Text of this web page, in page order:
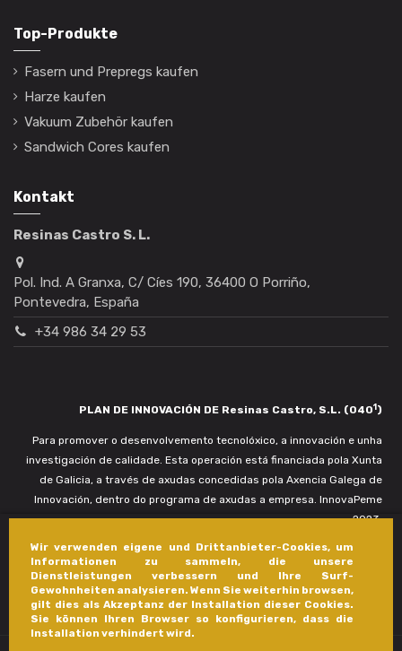
Wir verwenden eigene und Drittanbieter-Cookies, um
Informationen zu sammeln, die unsere
Dienstleistungen verbessern und Ihre Surf-
Gewohnheiten analysieren. Wenn Sie weiterhin browsen,
gilt dies als Akzeptanz der Installation dieser Cookies.
Sie können Ihren Browser so konfigurieren, dass die
Installation verhindert wird.
Top-Produkte
Fasern und Prepregs kaufen
Harze kaufen
Vakuum Zubehör kaufen
Sandwich Cores kaufen
Kontakt
Resinas Castro S. L.
Pol. Ind. A Granxa, C/ Cíes 190, 36400 O Porriño,
Pontevedra, España
+34 986 34 29 53
PLAN DE INNOVACIÓN DE Resinas Castro, S.L. (0401)
Para promover o desenvolvemento tecnolóxico, a innovación e unha
investigación de calidade. Esta operación está financiada pola Xunta
de Galicia, a través de axudas concedidas pola Axencia Galega de
Innovación, dentro do programa de axudas a empresa. InnovaPeme
2023.